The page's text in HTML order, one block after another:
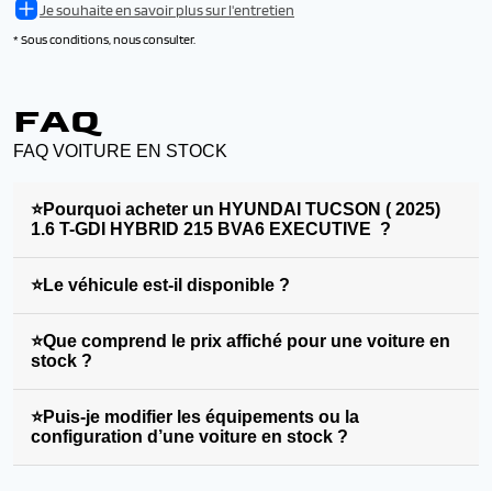
Je souhaite en savoir plus sur l'entretien
* Sous conditions, nous consulter.
FAQ
FAQ VOITURE EN STOCK
⭐Pourquoi acheter un HYUNDAI TUCSON ( 2025)
1.6 T-GDI HYBRID 215 BVA6 EXECUTIVE ?
⭐Le véhicule est-il disponible ?
⭐Que comprend le prix affiché pour une voiture en
stock ?
⭐Puis-je modifier les équipements ou la
configuration d’une voiture en stock ?